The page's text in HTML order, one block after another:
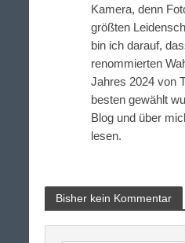
Kamera, denn
größten
bin ich darauf,
renommierten
Jahres 2024 von
besten gewählt
Blog und über
lesen.
Bisher kein Kommentar